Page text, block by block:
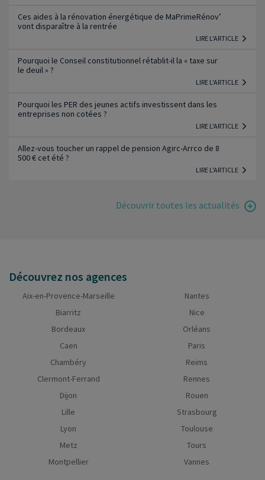
Ces aides à la rénovation énergétique de MaPrimeRénov’
vont disparaître à la rentrée
LIRE L'ARTICLE
Pourquoi le Conseil constitutionnel rétablit-il la « taxe sur
le deuil » ?
LIRE L'ARTICLE
Pourquoi les PER des jeunes actifs investissent dans les
entreprises non cotées ?
LIRE L'ARTICLE
Allez-vous toucher un rappel de pension Agirc-Arrco de 8
500 € cet été ?
LIRE L'ARTICLE
Découvrir toutes les actualités
Découvrez nos agences
Aix-en-Provence-Marseille
Biarritz
Bordeaux
Caen
Chambéry
Clermont-Ferrand
Dijon
Lille
Lyon
Metz
Montpellier
Nantes
Nice
Orléans
Paris
Reims
Rennes
Rouen
Strasbourg
Toulouse
Tours
Vannes